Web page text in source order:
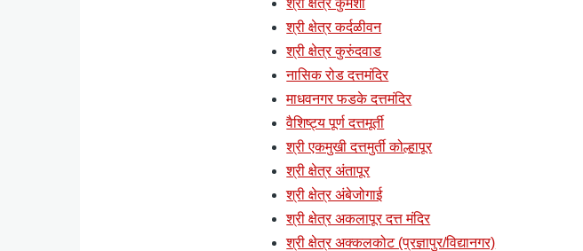
श्री क्षेत्र कर्दळीवन
श्री क्षेत्र कुरुंदवाड
नासिक रोड दत्तमंदिर
माधवनगर फडके दत्तमंदिर
वैशिष्ट्य पूर्ण दत्तमूर्ती
श्री एकमुखी दत्तमुर्ती कोल्हापूर
श्री क्षेत्र अंतापूर
श्री क्षेत्र अंबेजोगाई
श्री क्षेत्र अकलापूर दत्त मंदिर
श्री क्षेत्र अक्कलकोट (प्रज्ञापुर/विद्यानगर)